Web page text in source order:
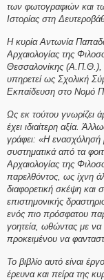
των φωτογραφιών και
Ιστορίας στη
Η κυρία Αντωνία
Αρχαιολογίας της
Θεσσαλονίκης (Α.Π.Θ.),
υπηρετεί ως Σχολική
Εκπαίδευση στο Νομό
Ως εκ τούτου γνωρίζει
έχει ιδιαίτερη αξία.
γράφει: «Η ενασχόλησή
συστηματικά από τα
Αρχαιολογίας της
παρελθόντος, ως ίχνη
διαφορετική σκέψη και
επιστημονικής
ενός πιο πρόσφατου
γοητεία, ωθώντας με να
προκειμένου να
Το βιβλίο αυτό είναι
έρευνα και πείρα της